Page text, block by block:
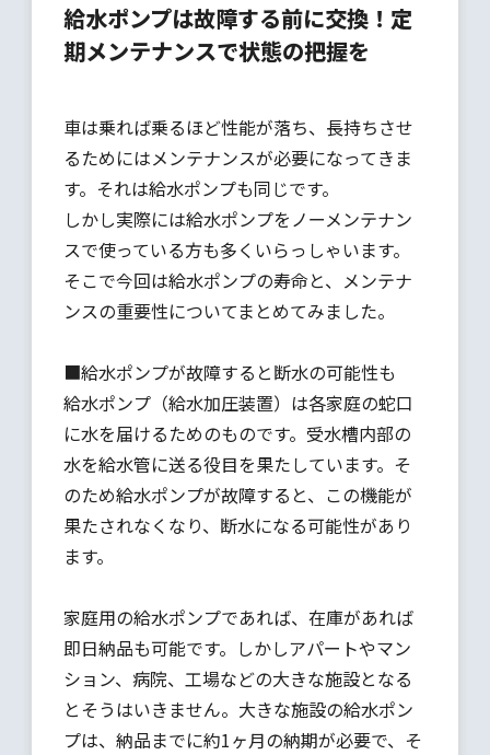
給水ポンプは故障する前に交換！定
期メンテナンスで状態の把握を
車は乗れば乗るほど性能が落ち、長持ちさせ
るためにはメンテナンスが必要になってきま
す。それは給水ポンプも同じです。
しかし実際には給水ポンプをノーメンテナン
スで使っている方も多くいらっしゃいます。
そこで今回は給水ポンプの寿命と、メンテナ
ンスの重要性についてまとめてみました。
■給水ポンプが故障すると断水の可能性も
給水ポンプ（給水加圧装置）は各家庭の蛇口
に水を届けるためのものです。受水槽内部の
水を給水管に送る役目を果たしています。そ
のため給水ポンプが故障すると、この機能が
果たされなくなり、断水になる可能性があり
ます。
家庭用の給水ポンプであれば、在庫があれば
即日納品も可能です。しかしアパートやマン
ション、病院、工場などの大きな施設となる
とそうはいきません。大きな施設の給水ポン
プは、納品までに約1ヶ月の納期が必要で、そ